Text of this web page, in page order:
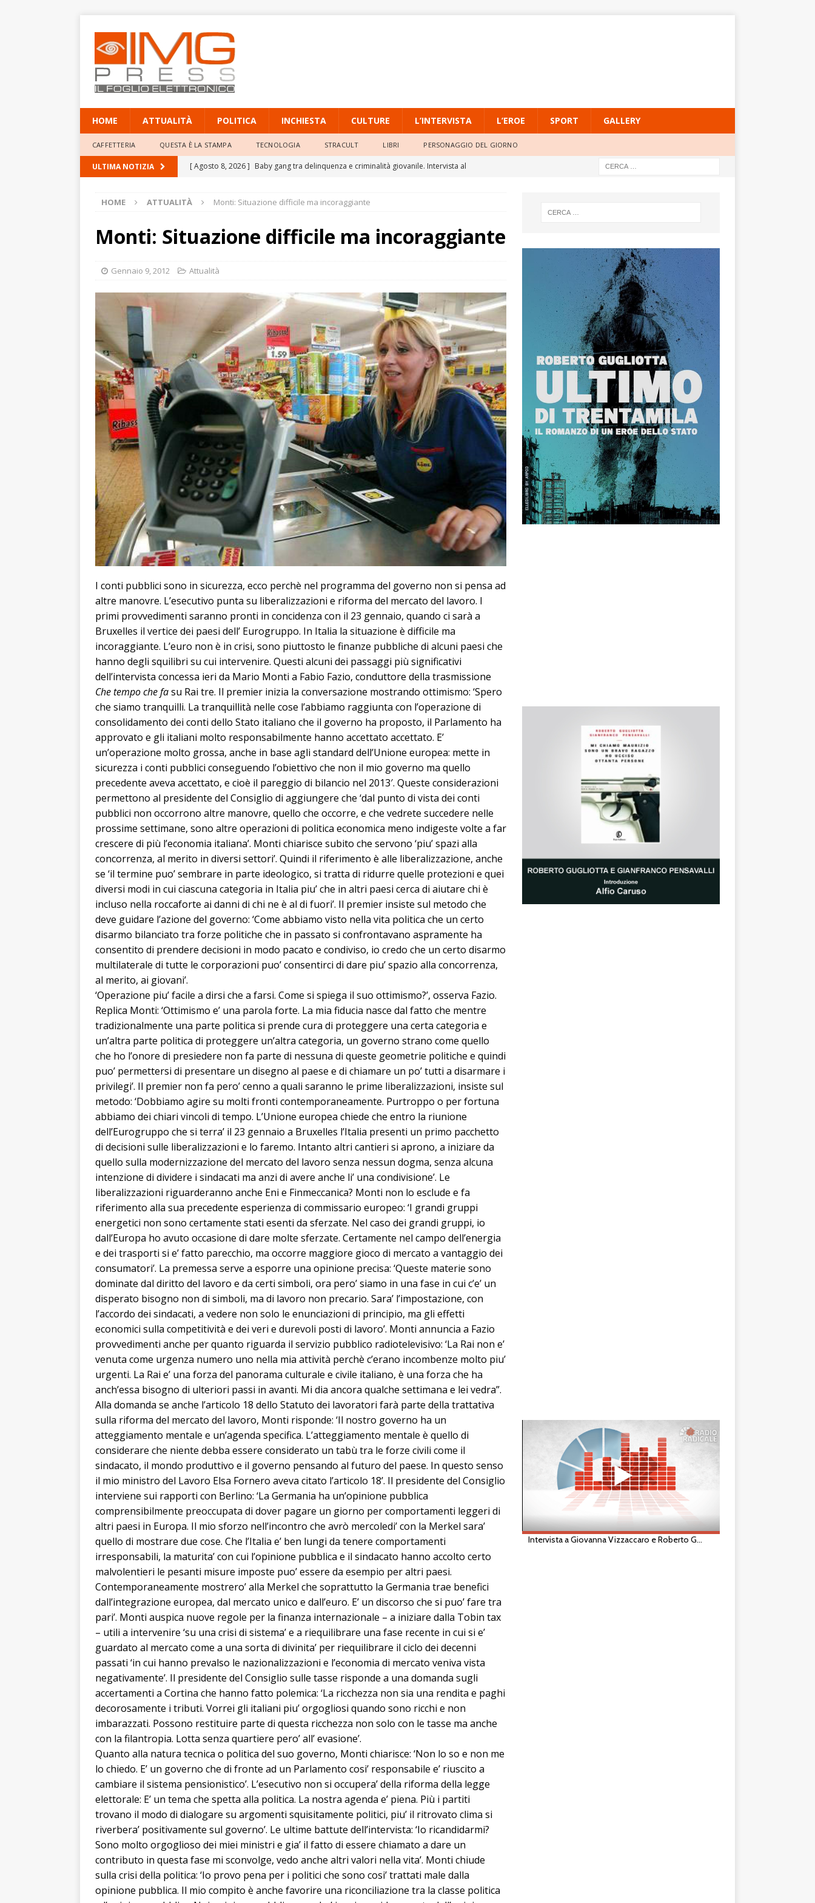
HOME ATTUALITÀ POLITICA INCHIESTA CULTURE L’INTERVISTA L’EROE SPORT GALLERY
CAFFETTERIA QUESTA È LA STAMPA TECNOLOGIA STRACULT LIBRI PERSONAGGIO DEL GIORNO
ULTIMA NOTIZIA [ Agosto 8, 2026 ] Baby gang tra delinquenza e criminalità giovanile. Intervista al
[ Agosto 8, 2026 ] Meteo, la quarta ondata di calore persiste con massime sempre molto
Polizia Locale di Raffadali, il TAR accoglie il ricorso di un agente e
annulla il provvedimento della Prefettura
STRACULT
[ Agosto 8, 2026 ] WINE NOT? 2026 È L’EDIZIONE DEI RECORD: MIGLIAIA DI PRESENZE A
SANT’ANDREA DI ROMETTA
ISTANTANEA
HOME ATTUALITÀ Monti: Situazione difficile ma incoraggiante
Monti: Situazione difficile ma incoraggiante
Gennaio 9, 2012 Attualità
I conti pubblici sono in sicurezza, ecco perchè nel programma del governo non si pensa ad
altre manovre. L’esecutivo punta su liberalizzazioni e riforma del mercato del lavoro. I
primi provvedimenti saranno pronti in concidenza con il 23 gennaio, quando ci sarà a
Bruxelles il vertice dei paesi dell’ Eurogruppo. In Italia la situazione è difficile ma
incoraggiante. L’euro non è in crisi, sono piuttosto le finanze pubbliche di alcuni paesi che
hanno degli squilibri su cui intervenire. Questi alcuni dei passaggi più significativi
dell’intervista concessa ieri da Mario Monti a Fabio Fazio, conduttore della trasmissione
Che tempo che fasu Rai tre. Il premier inizia la conversazione mostrando ottimismo: ‘Spero
che siamo tranquilli. La tranquillità nelle cose l’abbiamo raggiunta con l’operazione di
consolidamento dei conti dello Stato italiano che il governo ha proposto, il Parlamento ha
approvato e gli italiani molto responsabilmente hanno accettato accettato. E’
un’operazione molto grossa, anche in base agli standard dell’Unione europea: mette in
sicurezza i conti pubblici conseguendo l’obiettivo che non il mio governo ma quello
precedente aveva accettato, e cioè il pareggio di bilancio nel 2013′. Queste considerazioni
permettono al presidente del Consiglio di aggiungere che ‘dal punto di vista dei conti
pubblici non occorrono altre manovre, quello che occorre, e che vedrete succedere nelle
prossime settimane, sono altre operazioni di politica economica meno indigeste volte a far
crescere di più l’economia italiana’. Monti chiarisce subito che servono ‘piu’ spazi alla
concorrenza, al merito in diversi settori’. Quindi il riferimento è alle liberalizzazione, anche
se ‘il termine puo’ sembrare in parte ideologico, si tratta di ridurre quelle protezioni e quei
diversi modi in cui ciascuna categoria in Italia piu’ che in altri paesi cerca di aiutare chi è
incluso nella roccaforte ai danni di chi ne è al di fuori’. Il premier insiste sul metodo che
deve guidare l’azione del governo: ‘Come abbiamo visto nella vita politica che un certo
disarmo bilanciato tra forze politiche che in passato si confrontavano aspramente ha
consentito di prendere decisioni in modo pacato e condiviso, io credo che un certo disarmo
multilaterale di tutte le corporazioni puo’ consentirci di dare piu’ spazio alla concorrenza,
al merito, ai giovani’.
‘Operazione piu’ facile a dirsi che a farsi. Come si spiega il suo ottimismo?’, osserva Fazio.
Replica Monti: ‘Ottimismo e’ una parola forte. La mia fiducia nasce dal fatto che mentre
tradizionalmente una parte politica si prende cura di proteggere una certa categoria e
un’altra parte politica di proteggere un’altra categoria, un governo strano come quello
che ho l’onore di presiedere non fa parte di nessuna di queste geometrie politiche e quindi
puo’ permettersi di presentare un disegno al paese e di chiamare un po’ tutti a disarmare i
privilegi’. Il premier non fa pero’ cenno a quali saranno le prime liberalizzazioni, insiste sul
metodo: ‘Dobbiamo agire su molti fronti contemporaneamente. Purtroppo o per fortuna
abbiamo dei chiari vincoli di tempo. L’Unione europea chiede che entro la riunione
dell’Eurogruppo che si terra’ il 23 gennaio a Bruxelles l’Italia presenti un primo pacchetto
di decisioni sulle liberalizzazioni e lo faremo. Intanto altri cantieri si aprono, a iniziare da
quello sulla modernizzazione del mercato del lavoro senza nessun dogma, senza alcuna
intenzione di dividere i sindacati ma anzi di avere anche li’ una condivisione’. Le
liberalizzazioni riguarderanno anche Eni e Finmeccanica? Monti non lo esclude e fa
riferimento alla sua precedente esperienza di commissario europeo: ‘I grandi gruppi
energetici non sono certamente stati esenti da sferzate. Nel caso dei grandi gruppi, io
dall’Europa ho avuto occasione di dare molte sferzate. Certamente nel campo dell’energia
e dei trasporti si e’ fatto parecchio, ma occorre maggiore gioco di mercato a vantaggio dei
consumatori’. La premessa serve a esporre una opinione precisa: ‘Queste materie sono
dominate dal diritto del lavoro e da certi simboli, ora pero’ siamo in una fase in cui c’e’ un
disperato bisogno non di simboli, ma di lavoro non precario. Sara’ l’impostazione, con
l’accordo dei sindacati, a vedere non solo le enunciazioni di principio, ma gli effetti
economici sulla competitività e dei veri e durevoli posti di lavoro’. Monti annuncia a Fazio
provvedimenti anche per quanto riguarda il servizio pubblico radiotelevisivo: ‘La Rai non e’
venuta come urgenza numero uno nella mia attività perchè c’erano incombenze molto piu’
urgenti. La Rai e’ una forza del panorama culturale e civile italiano, è una forza che ha
anch’essa bisogno di ulteriori passi in avanti. Mi dia ancora qualche settimana e lei vedra”.
Alla domanda se anche l’articolo 18 dello Statuto dei lavoratori farà parte della trattativa
sulla riforma del mercato del lavoro, Monti risponde: ‘Il nostro governo ha un
atteggiamento mentale e un’agenda specifica. L’atteggiamento mentale è quello di
considerare che niente debba essere considerato un tabù tra le forze civili come il
sindacato, il mondo produttivo e il governo pensando al futuro del paese. In questo senso
il mio ministro del Lavoro Elsa Fornero aveva citato l’articolo 18’. Il presidente del Consiglio
interviene sui rapporti con Berlino: ‘La Germania ha un’opinione pubblica
comprensibilmente preoccupata di dover pagare un giorno per comportamenti leggeri di
altri paesi in Europa. Il mio sforzo nell’incontro che avrò mercoledi’ con la Merkel sara’
quello di mostrare due cose. Che l’Italia e’ ben lungi da tenere comportamenti
irresponsabili, la maturita’ con cui l’opinione pubblica e il sindacato hanno accolto certo
malvolentieri le pesanti misure imposte puo’ essere da esempio per altri paesi.
Contemporaneamente mostrero’ alla Merkel che soprattutto la Germania trae benefici
dall’integrazione europea, dal mercato unico e dall’euro. E’ un discorso che si puo’ fare tra
pari’. Monti auspica nuove regole per la finanza internazionale – a iniziare dalla Tobin tax
– utili a intervenire ‘su una crisi di sistema’ e a riequilibrare una fase recente in cui si e’
guardato al mercato come a una sorta di divinita’ per riequilibrare il ciclo dei decenni
passati ‘in cui hanno prevalso le nazionalizzazioni e l’economia di mercato veniva vista
negativamente’. Il presidente del Consiglio sulle tasse risponde a una domanda sugli
accertamenti a Cortina che hanno fatto polemica: ‘La ricchezza non sia una rendita e paghi
decorosamente i tributi. Vorrei gli italiani piu’ orgogliosi quando sono ricchi e non
imbarazzati. Possono restituire parte di questa ricchezza non solo con le tasse ma anche
con la filantropia. Lotta senza quartiere pero’ all’ evasione’.
Quanto alla natura tecnica o politica del suo governo, Monti chiarisce: ‘Non lo so e non me
lo chiedo. E’ un governo che di fronte ad un Parlamento cosi’ responsabile e’ riuscito a
cambiare il sistema pensionistico’. L’esecutivo non si occupera’ della riforma della legge
elettorale: E’ un tema che spetta alla politica. La nostra agenda e’ piena. Più i partiti
trovano il modo di dialogare su argomenti squisitamente politici, piu’ il ritrovato clima si
riverbera’ positivamente sul governo’. Le ultime battute dell’intervista: ‘Io ricandidarmi?
Sono molto orgoglioso dei miei ministri e gia’ il fatto di essere chiamato a dare un
contributo in questa fase mi sconvolge, vedo anche altri valori nella vita’. Monti chiude
sulla crisi della politica: ‘Io provo pena per i politici che sono cosi’ trattati male dalla
opinione pubblica. Il mio compito è anche favorire una riconciliazione tra la classe politica